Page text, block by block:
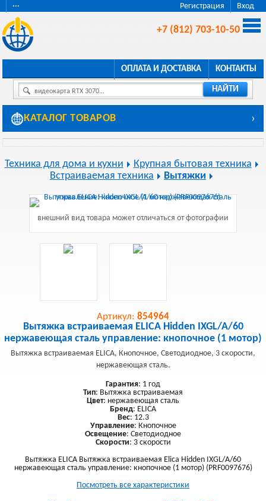
Регистрация Вход
···
+7 (812) 703-10-50
ОПЛАТА И ДОСТАВКА КОНТАКТЫ
видеокарта RTX 3070... НАЙТИ
КАТАЛОГ ТОВАРОВ ›
Техника для дома и кухни
Крупная бытовая техника
Встраиваемая техника
Вытяжки
внешний вид товара может отличаться от фотографии
Артикул: 854964
Вытяжка встраиваемая ELICA Hidden IXGL/A/60
нержавеющая сталь управление: кнопочное (1 мотор)
Вытяжка встраиваемая ELICA, Кнопочное, Светодиодное, 3 скорости,
нержавеющая сталь.
Гарантия: 1 год
Тип: Вытяжка встраиваемая
Цвет: нержавеющая сталь
Бренд: ELICA
Вес: 12.3
Управление: Кнопочное
Освещение: Светодиодное
Скорости: 3 скорости
Вытяжка ELICA Вытяжка встраиваемая Elica Hidden IXGL/A/60
нержавеющая сталь управление: кнопочное (1 мотор) (PRF0097676)
Посмотреть все характеристики